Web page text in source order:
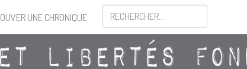
UNE CHRONIQUE